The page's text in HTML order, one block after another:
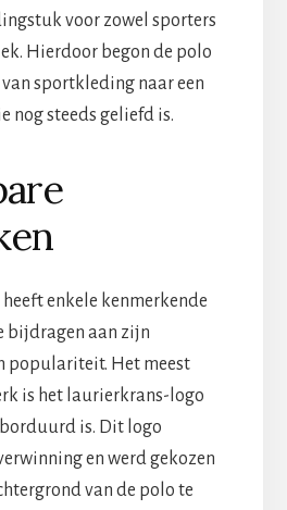
voor zowel sporters
Hierdoor begon de polo
sportkleding naar een
nog steeds geliefd is.
heeft enkele kenmerkende
bijdragen aan zijn
populariteit. Het meest
is het laurierkrans-logo
is. Dit logo
en werd gekozen
van de polo te